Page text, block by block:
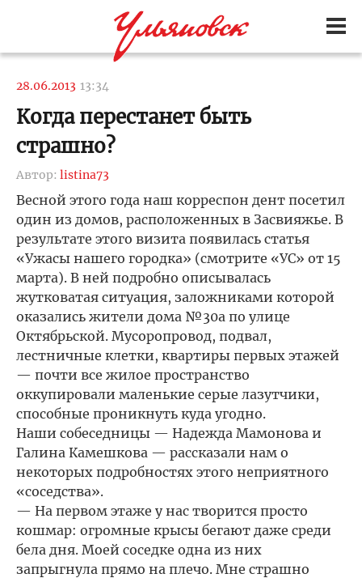
28.06.2013 13:34
Когда перестанет быть
страшно?
Автор: listina73
Весной этого года наш корреспон дент посетил
один из домов, расположенных в Засвияжье. В
результате этого визита появилась статья
«Ужасы нашего городка» (смотрите «УС» от 15
марта). В ней подробно описывалась
жутковатая ситуация, заложниками которой
оказались жители дома №30а по улице
Октябрьской. Мусоропровод, подвал,
лестничные клетки, квартиры первых этажей
— почти все жилое пространство
оккупировали маленькие серые лазутчики,
способные проникнуть куда угодно.
Наши собеседницы — Надежда Мамонова и
Галина Камешкова — рассказали нам о
некоторых подробностях этого неприятного
«соседства».
— На первом этаже у нас творится просто
кошмар: огромные крысы бегают даже среди
бела дня. Моей соседке одна из них
запрыгнула прямо на плечо. Мне страшно